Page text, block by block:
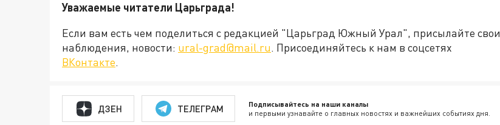
Уважаемые читатели Царьграда!
Если вам есть чем поделиться с редакцией "Царьград Южный Урал", присылайте свои
наблюдения, новости: ural-grad@mail.ru. Присоединяйтесь к нам в соцсетях
ВКонтакте.
ДЗЕН ТЕЛЕГРАМ Подписывайтесь на наши каналы
и первыми узнавайте о главных новостях и важнейших событиях дня.